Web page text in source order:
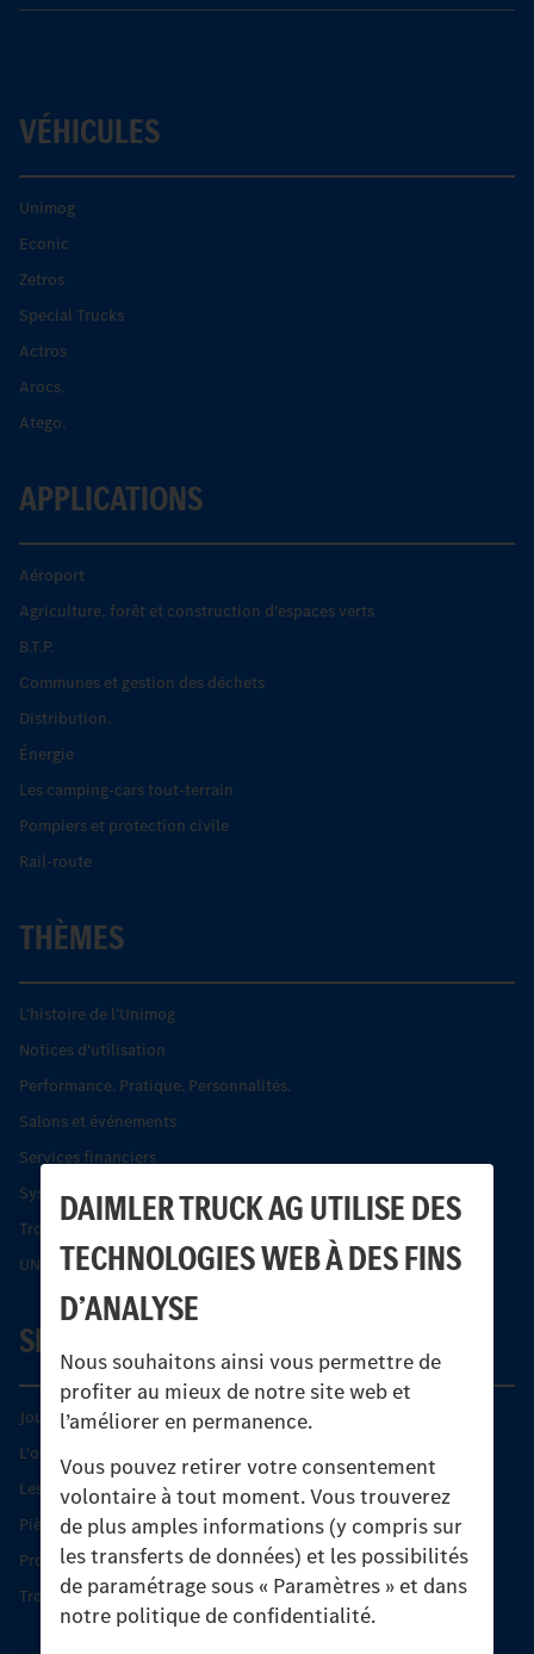
DAIMLER TRUCK AG UTILISE DES
TECHNOLOGIES WEB À DES FINS
D’ANALYSE
Nous souhaitons ainsi vous permettre de
profiter au mieux de notre site web et
l’améliorer en permanence.
Vous pouvez retirer votre consentement
volontaire à tout moment. Vous trouverez
de plus amples informations (y compris sur
les transferts de données) et les possibilités
de paramétrage sous « Paramètres » et dans
notre politique de confidentialité.
VÉHICULES
Unimog
Econic
Zetros
Special Trucks
Actros
Arocs.
Atego.
APPLICATIONS
Aéroport
Agriculture, forêt et construction d'espaces verts
B.T.P.
Communes et gestion des déchets
Distribution.
Énergie
Les camping-cars tout-terrain
Pompiers et protection civile
Rail-route
THÈMES
L’histoire de l’Unimog
Notices d'utilisation
Performance. Pratique. Personnalités.
Salons et événements
Services financiers
Systèmes de sécurité Econic
Trouver un partenaire
UNI-TOUCH®
SERVICE
Journées diagnostic Technique S.A.V Unimog
L'offre de services Unimog
Les produits phares
Pièces d’origine
Protection et maintien de la valeur
Trouver un partenaire